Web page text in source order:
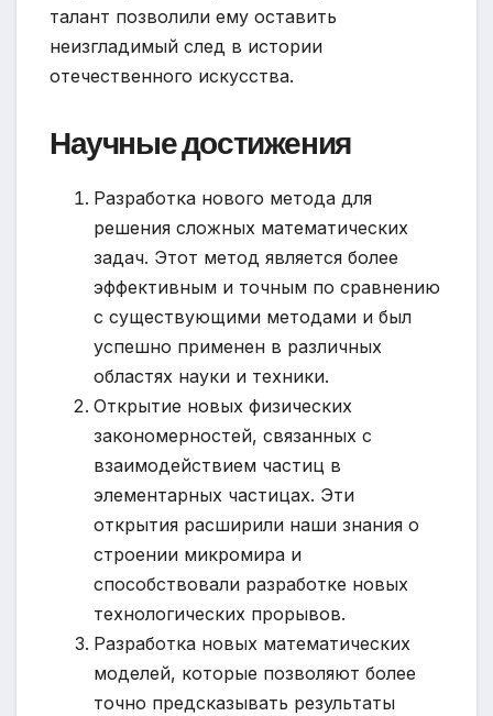
талант позволили ему оставить
неизгладимый след в истории
отечественного искусства.
Научные достижения
Разработка нового метода для
решения сложных математических
задач. Этот метод является более
эффективным и точным по сравнению
с существующими методами и был
успешно применен в различных
областях науки и техники.
Открытие новых физических
закономерностей, связанных с
взаимодействием частиц в
элементарных частицах. Эти
открытия расширили наши знания о
строении микромира и
способствовали разработке новых
технологических прорывов.
Разработка новых математических
моделей, которые позволяют более
точно предсказывать результаты